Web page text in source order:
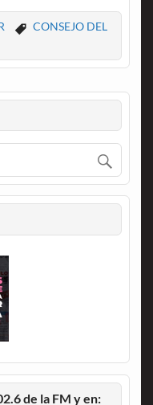
CONSEJO DEL
de la FM y en: